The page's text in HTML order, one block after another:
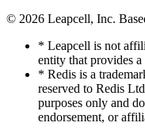
© 2026 Leapcell, Inc.
* Leapcell is not
entity that provides
* Redis is a
reserved to Redis
purposes only and
endorsement, or